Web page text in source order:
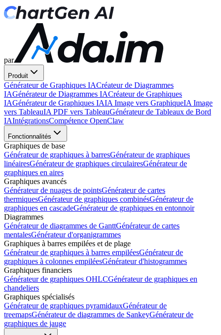
par
Produit
Générateur de Graphiques IACréateur de Diagrammes
IAGénérateur de Diagrammes IACréateur de Graphiques
IAGénérateur de Graphiques IAIA Image vers GraphiqueIA Image
vers TableauIA PDF vers TableauGénérateur de Tableaux de Bord
IAIntégrationsCompétence OpenClaw
Fonctionnalités
Graphiques de base
Générateur de graphiques à barresGénérateur de graphiques
linéairesGénérateur de graphiques circulairesGénérateur de
graphiques en aires
Graphiques avancés
Générateur de nuages de pointsGénérateur de cartes
thermiquesGénérateur de graphiques combinésGénérateur de
graphiques en cascadeGénérateur de graphiques en entonnoir
Diagrammes
Générateur de diagrammes de GanttGénérateur de cartes
mentalesGénérateur d'organigrammes
Graphiques à barres empilées et de plage
Générateur de graphiques à barres empiléesGénérateur de
graphiques à colonnes empiléesGénérateur d'histogrammes
Graphiques financiers
Générateur de graphiques OHLCGénérateur de graphiques en
chandeliers
Graphiques spécialisés
Générateur de graphiques pyramidauxGénérateur de
treemapsGénérateur de diagrammes de SankeyGénérateur de
graphiques de jauge